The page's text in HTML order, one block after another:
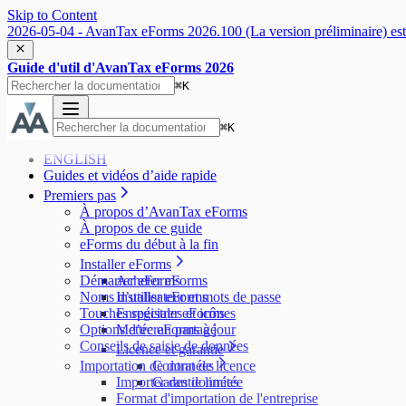
Skip to Content
2026-05-04 - AvanTax eForms 2026.100 (La version préliminaire)
Guide d'util d'AvanTax eForms 2026
⌘K
⌘K
ENGLISH
Guides et vidéos d’aide rapide
Premiers pas
À propos d’AvanTax eForms
À propos de ce guide
eForms du début à la fin
Installer eForms
Acheter eForms
Installer eForms
Enregistrer eForms
Mettre eForms à jour
Licence et garantie
Contrat de licence
Garantie limitée
Démarrer eForms
Noms d’utilisateur et mots de passe
Touches spéciales et icônes
Options d’écran partagé
Conseils de saisie de données
Importation de données
Importer des données
Format d'importation de l'entreprise